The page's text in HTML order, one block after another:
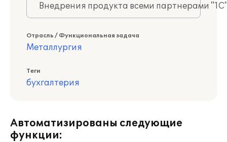
Внедрения продукта всеми партнерами
Отрасль / Функциональная задача
Металлургия
Теги
бухгалтерия
Автоматизированы следующие
функции: